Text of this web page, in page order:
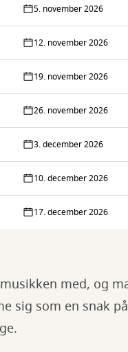
5. november 2026
12. november 2026
19. november 2026
26. november 2026
3. december 2026
10. december 2026
17. december 2026
med, og
sig som en snak